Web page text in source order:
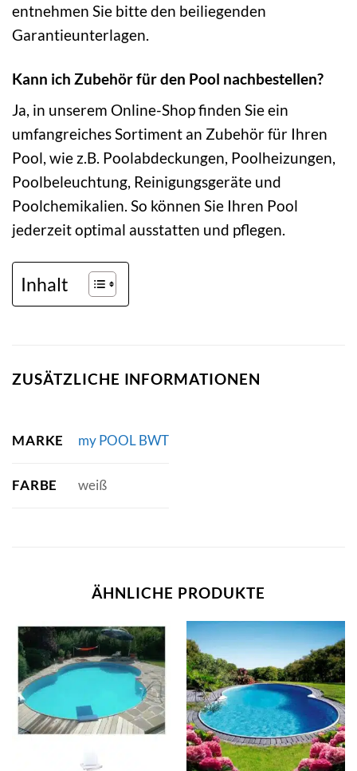
entnehmen Sie bitte den beiliegenden
Garantieunterlagen.
Kann ich Zubehör für den Pool nachbestellen?
Ja, in unserem Online-Shop finden Sie ein
umfangreiches Sortiment an Zubehör für Ihren
Pool, wie z.B. Poolabdeckungen, Poolheizungen,
Poolbeleuchtung, Reinigungsgeräte und
Poolchemikalien. So können Sie Ihren Pool
jederzeit optimal ausstatten und pflegen.
Inhalt
ZUSÄTZLICHE INFORMATIONEN
MARKE my POOL BWT
FARBE weiß
ÄHNLICHE PRODUKTE